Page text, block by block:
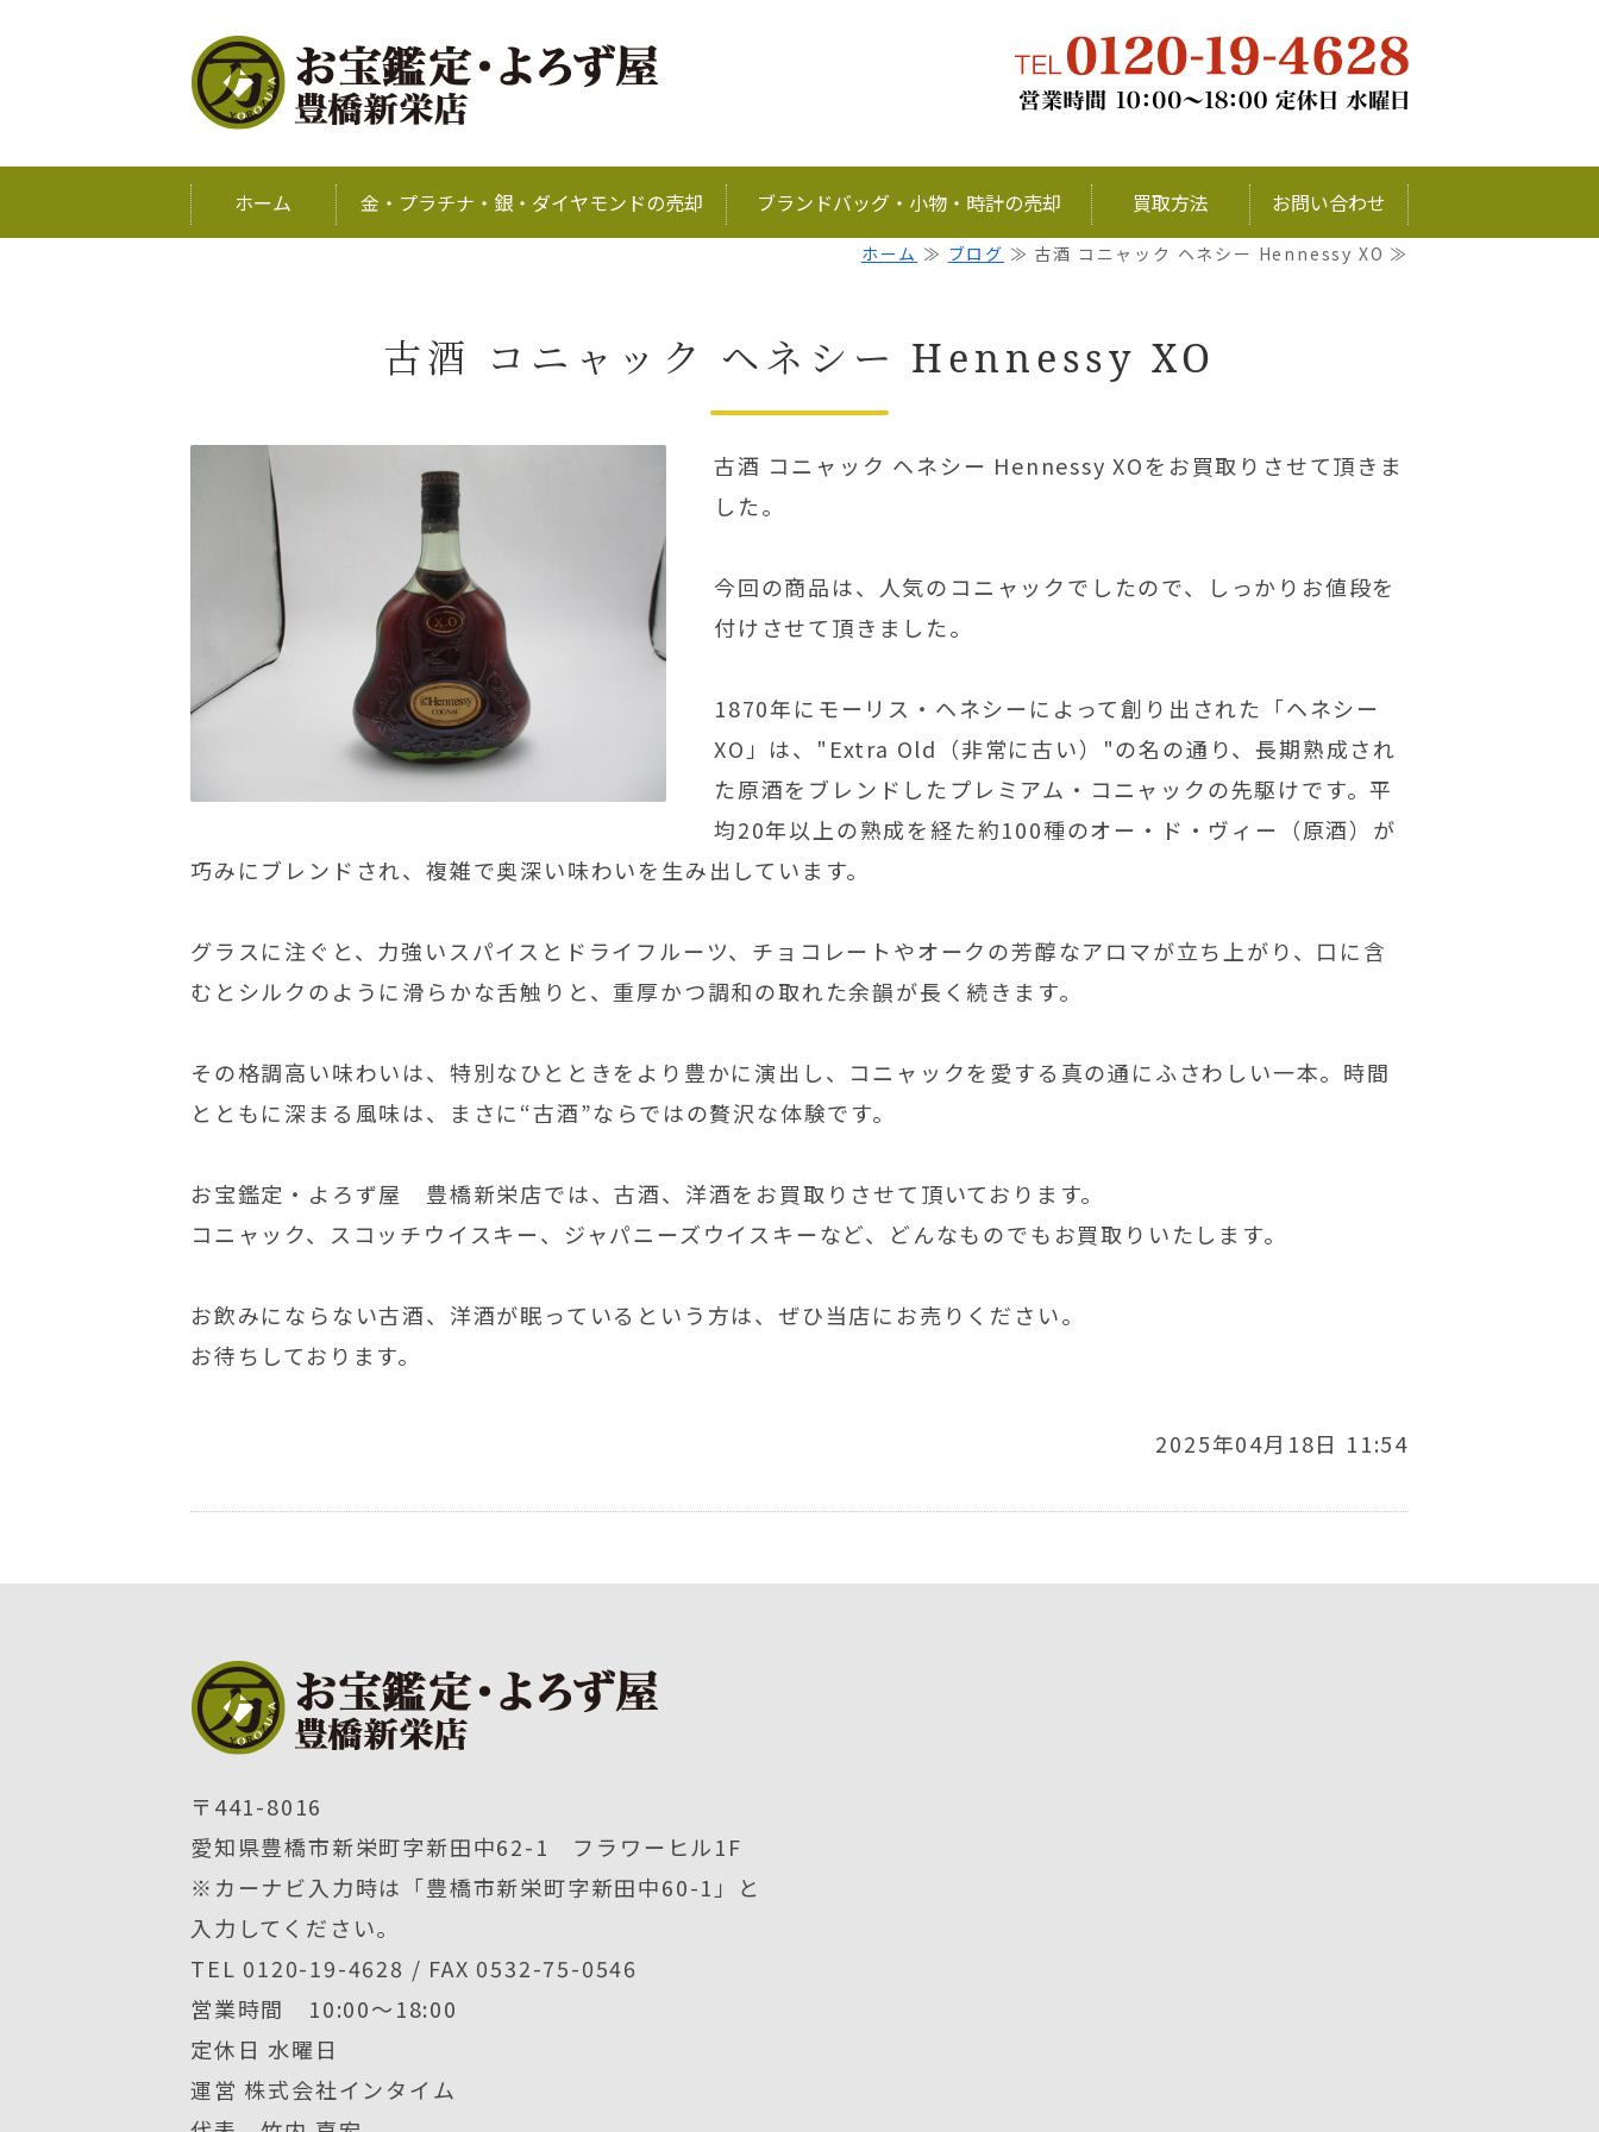
ブランド品、金、プラチナ・銀・ダイヤモンドの買取な
ホーム 金・プラチナ・銀・ダイヤモンドの売却 ブランドバッグ・小物・時計の売却 買取方法 お問い合わせ
ホーム ≫ ブログ ≫ 古酒 コニャック ヘネシー Hennessy XO ≫
古酒 コニャック ヘネシー Hennessy XO
古酒 コニャック ヘネシー Hennessy XOをお買取りさせて頂きま
した。
今回の商品は、人気のコニャックでしたので、しっかりお値段を
付けさせて頂きました。
1870年にモーリス・ヘネシーによって創り出された「ヘネシー
XO」は、"Extra Old（非常に古い）"の名の通り、長期熟成され
た原酒をブレンドしたプレミアム・コニャックの先駆けです。平
均20年以上の熟成を経た約100種のオー・ド・ヴィー（原酒）が
巧みにブレンドされ、複雑で奥深い味わいを生み出しています。
グラスに注ぐと、力強いスパイスとドライフルーツ、チョコレートやオークの芳醇なアロマが立ち上がり、口に含
むとシルクのように滑らかな舌触りと、重厚かつ調和の取れた余韻が長く続きます。
その格調高い味わいは、特別なひとときをより豊かに演出し、コニャックを愛する真の通にふさわしい一本。時間
とともに深まる風味は、まさに“古酒”ならではの贅沢な体験です。
お宝鑑定・よろず屋 豊橋新栄店では、古酒、洋酒をお買取りさせて頂いております。
コニャック、スコッチウイスキー、ジャパニーズウイスキーなど、どんなものでもお買取りいたします。
お飲みにならない古酒、洋酒が眠っているという方は、ぜひ当店にお売りください。
お待ちしております。
2025年04月18日 11:54
〒441-8016
愛知県豊橋市新栄町字新田中62-1 フラワーヒル1F
※カーナビ入力時は「豊橋市新栄町字新田中60-1」と
入力してください。
TEL 0120-19-4628 / FAX 0532-75-0546
営業時間 10:00〜18:00
定休日 水曜日
運営 株式会社インタイム